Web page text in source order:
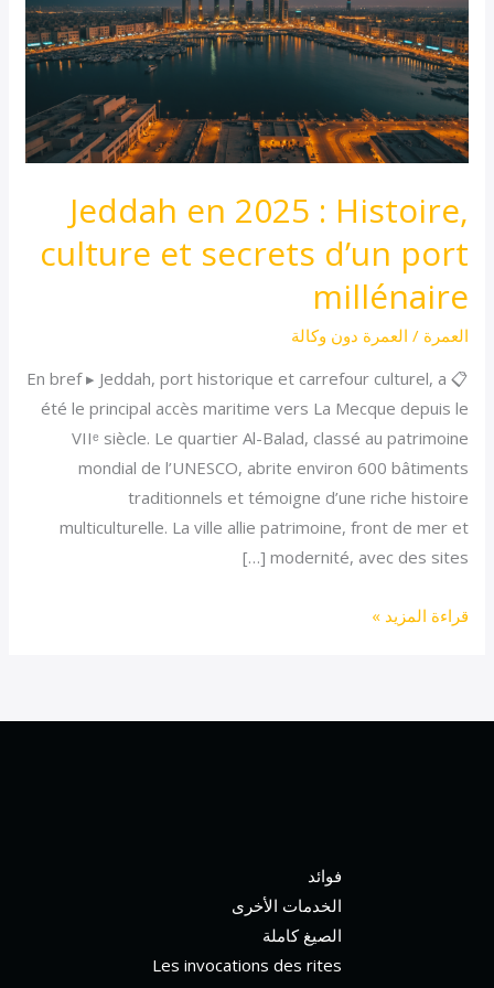
Jeddah en 2025 : Histoire,
culture et secrets d’un port
millénaire
العمرة / العمرة دون وكالة
📋 En bref ▸ Jeddah, port historique et carrefour culturel, a
été le principal accès maritime vers La Mecque depuis le
VIIᵉ siècle. Le quartier Al-Balad, classé au patrimoine
mondial de l’UNESCO, abrite environ 600 bâtiments
traditionnels et témoigne d’une riche histoire
multiculturelle. La ville allie patrimoine, front de mer et
modernité, avec des sites […]
:
Histoire,
culture
et
secrets
d’un
millénaire
قراءة المزيد »
فوائد
الخدمات الأخرى
الصيغ كاملة
Les invocations des rites